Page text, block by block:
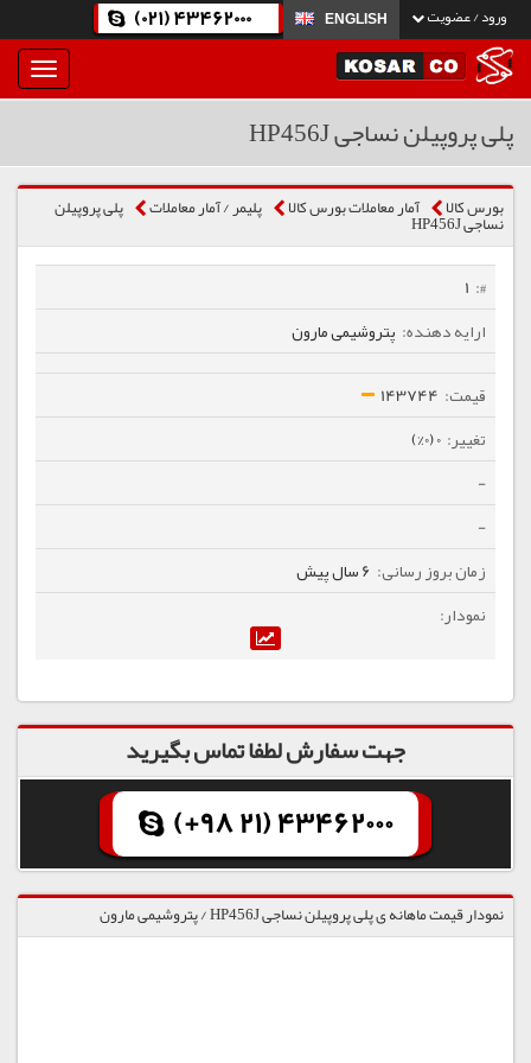
ورود / عضویت ENGLISH
(021) 43462000
بار
و
پلی پروپیلن نساجی HP456J
بورس کالا آمار معاملات بورس کالا پلیمر / آمار معاملات پلی پروپیلن
نساجی HP456J
1
پتروشیمی مارون
143744
0 (0%)
-
-
6 سال پیش
جهت سفارش لطفا تماس بگیرید
(+98 21) 43462000
نمودار قیمت ماهانه ی پلی پروپیلن نساجی HP456J / پتروشیمی مارون